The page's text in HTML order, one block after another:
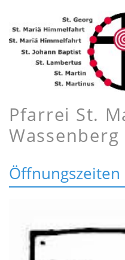
Pfarrei St.
Wassenberg